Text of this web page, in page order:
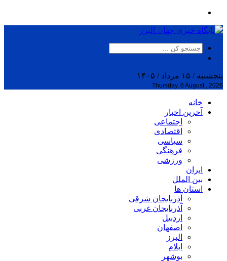
پنجشنبه / ۱۵ مرداد / ۱۴۰۵
Thursday, 6 August , 2026
خانه
آخرین اخبار
اجتماعی
اقتصادی
سیاسی
فرهنگی
ورزشی
ایران
بین الملل
استان ها
آذربایجان شرقی
آذربایجان غربی
اردبیل
اصفهان
البرز
ایلام
بوشهر